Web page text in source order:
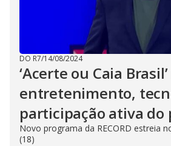
DO R7/14/08/2024
‘Acerte ou Caia
entretenimento,
participação ativa do
Novo programa da RECORD estreia
(18)